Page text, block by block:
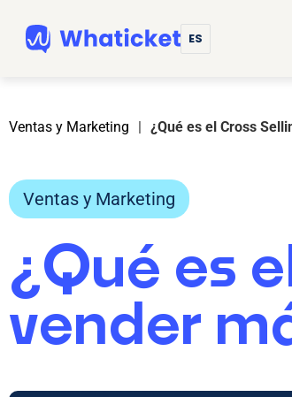
ES
Ventas y Marketing | ¿Qué es el Cross
Ventas y Marketing
¿Qué es
vender